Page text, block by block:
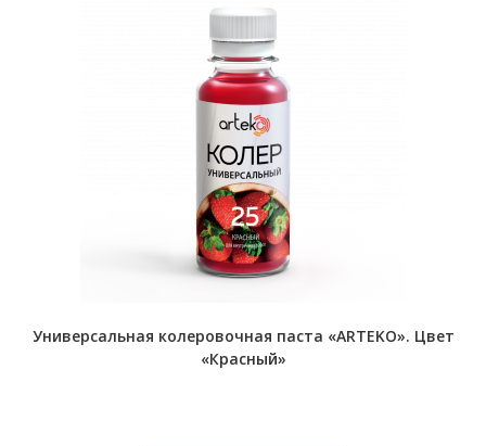
Универсальная колеровочная паста «ARTEKO». Цвет
«Красный»